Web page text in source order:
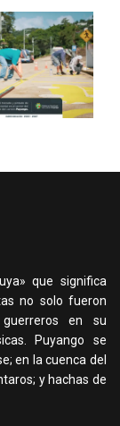
que significa
no solo fueron
en su
Puyango se
en la cuenca del
y hachas de